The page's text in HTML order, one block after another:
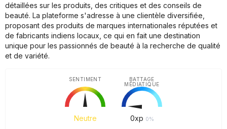
détaillées sur les produits, des critiques et des conseils de
beauté. La plateforme s'adresse à une clientèle diversifiée,
proposant des produits de marques internationales réputées et
de fabricants indiens locaux, ce qui en fait une destination
unique pour les passionnés de beauté à la recherche de qualité
et de variété.
Neutre
SENTIMENT
0xp 0%
BATTAGE
MÉDIATIQUE